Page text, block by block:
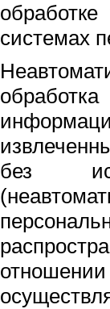
системах
без